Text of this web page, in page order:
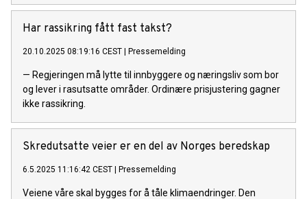
Har rassikring fått fast takst?
20.10.2025 08:19:16 CEST | Pressemelding
— Regjeringen må lytte til innbyggere og næringsliv som bor
og lever i rasutsatte områder. Ordinære prisjustering gagner
ikke rassikring.
Skredutsatte veier er en del av Norges beredskap
6.5.2025 11:16:42 CEST | Pressemelding
Veiene våre skal bygges for å tåle klimaendringer. Den